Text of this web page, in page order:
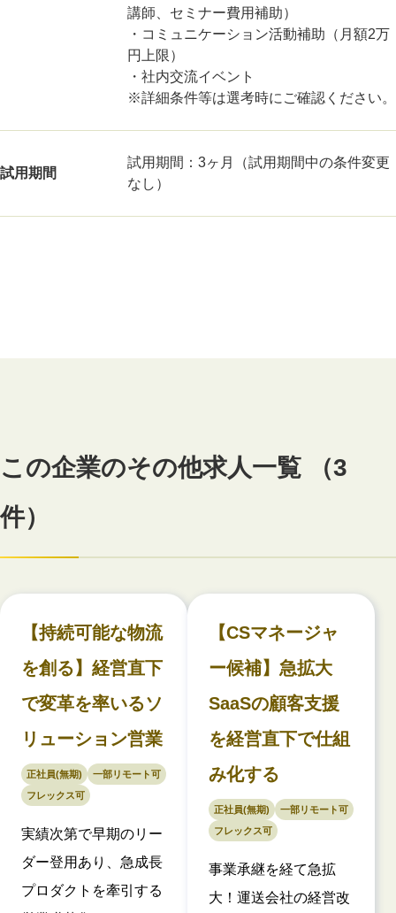
講師、セミナー費用補助）
・コミュニケーション活動補助（月額2万
円上限）
・社内交流イベント
※詳細条件等は選考時にご確認ください。
試用期間
試用期間：3ヶ月（試用期間中の条件変更
なし）
この企業のその他求人一覧 （3
件）
【持続可能な物流
を創る】経営直下
で変革を率いるソ
リューション営業
正社員(無期)
一部リモート可
フレックス可
実績次第で早期のリー
ダー登用あり、急成長
プロダクトを牽引する
【CSマネージャ
ー候補】急拡大
SaaSの顧客支援
を経営直下で仕組
み化する
正社員(無期)
一部リモート可
フレックス可
事業承継を経て急拡
大！運送会社の経営改